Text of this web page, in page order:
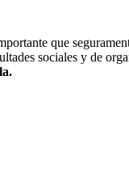
que
sociales y de